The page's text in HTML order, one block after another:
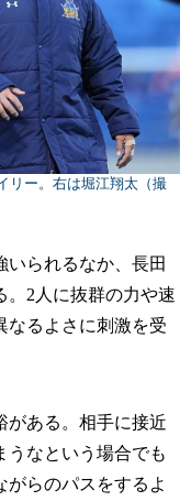
リー。右は堀江翔太（撮
られるなか、長田
。2人に抜群の力や速
なるよさに刺激を受
がある。相手に接近
うなという場合でも
がらのパスをするよ